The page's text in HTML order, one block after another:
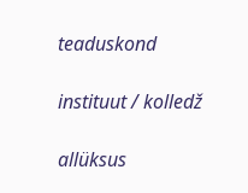
teaduskond
instituut / kolledž
allüksus